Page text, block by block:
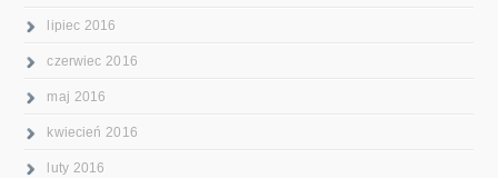
lipiec 2016
czerwiec 2016
maj 2016
kwiecień 2016
luty 2016